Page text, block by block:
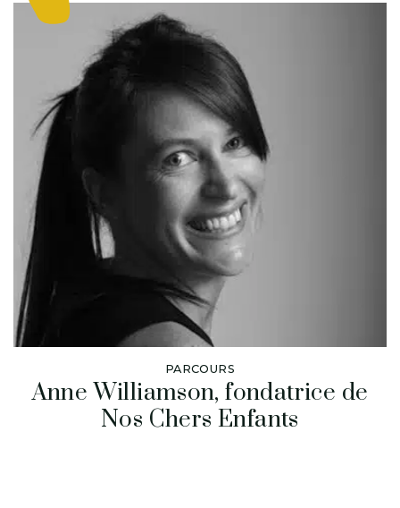
PARCOURS
Anne Williamson, fondatrice de
Nos Chers Enfants